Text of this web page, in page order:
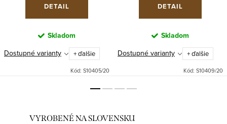
DETAIL
Skladom
Dostupné varianty + ďalšie
Kód: S10405/20
DETAIL
Skladom
Dostupné varianty + ďalšie
Kód: S10409/20
VYROBENÉ NA SLOVENSKU